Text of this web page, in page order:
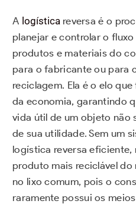
A logísticareversa é o
planejar e controlar o
produtos e materiais do
para o fabricante ou para
reciclagem. Ela é o elo
da economia, garantindo
vida útil de um objeto não
de sua utilidade. Sem um
logística reversa eficiente,
produto mais reciclável do
no lixo comum, pois o
raramente possui os